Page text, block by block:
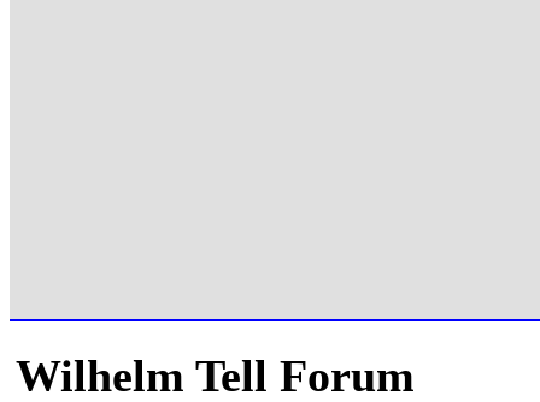
Wilhelm Tell Forum